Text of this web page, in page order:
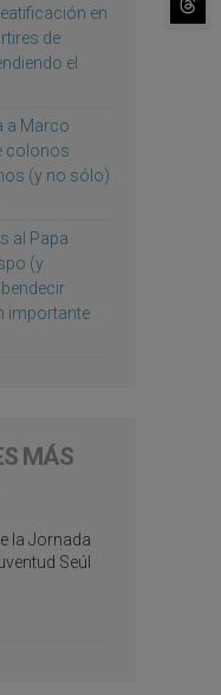
en
de
el
a Marco
colonos
(y no sólo)
al Papa
(y
importante
MÁS
la Jornada
Seúl